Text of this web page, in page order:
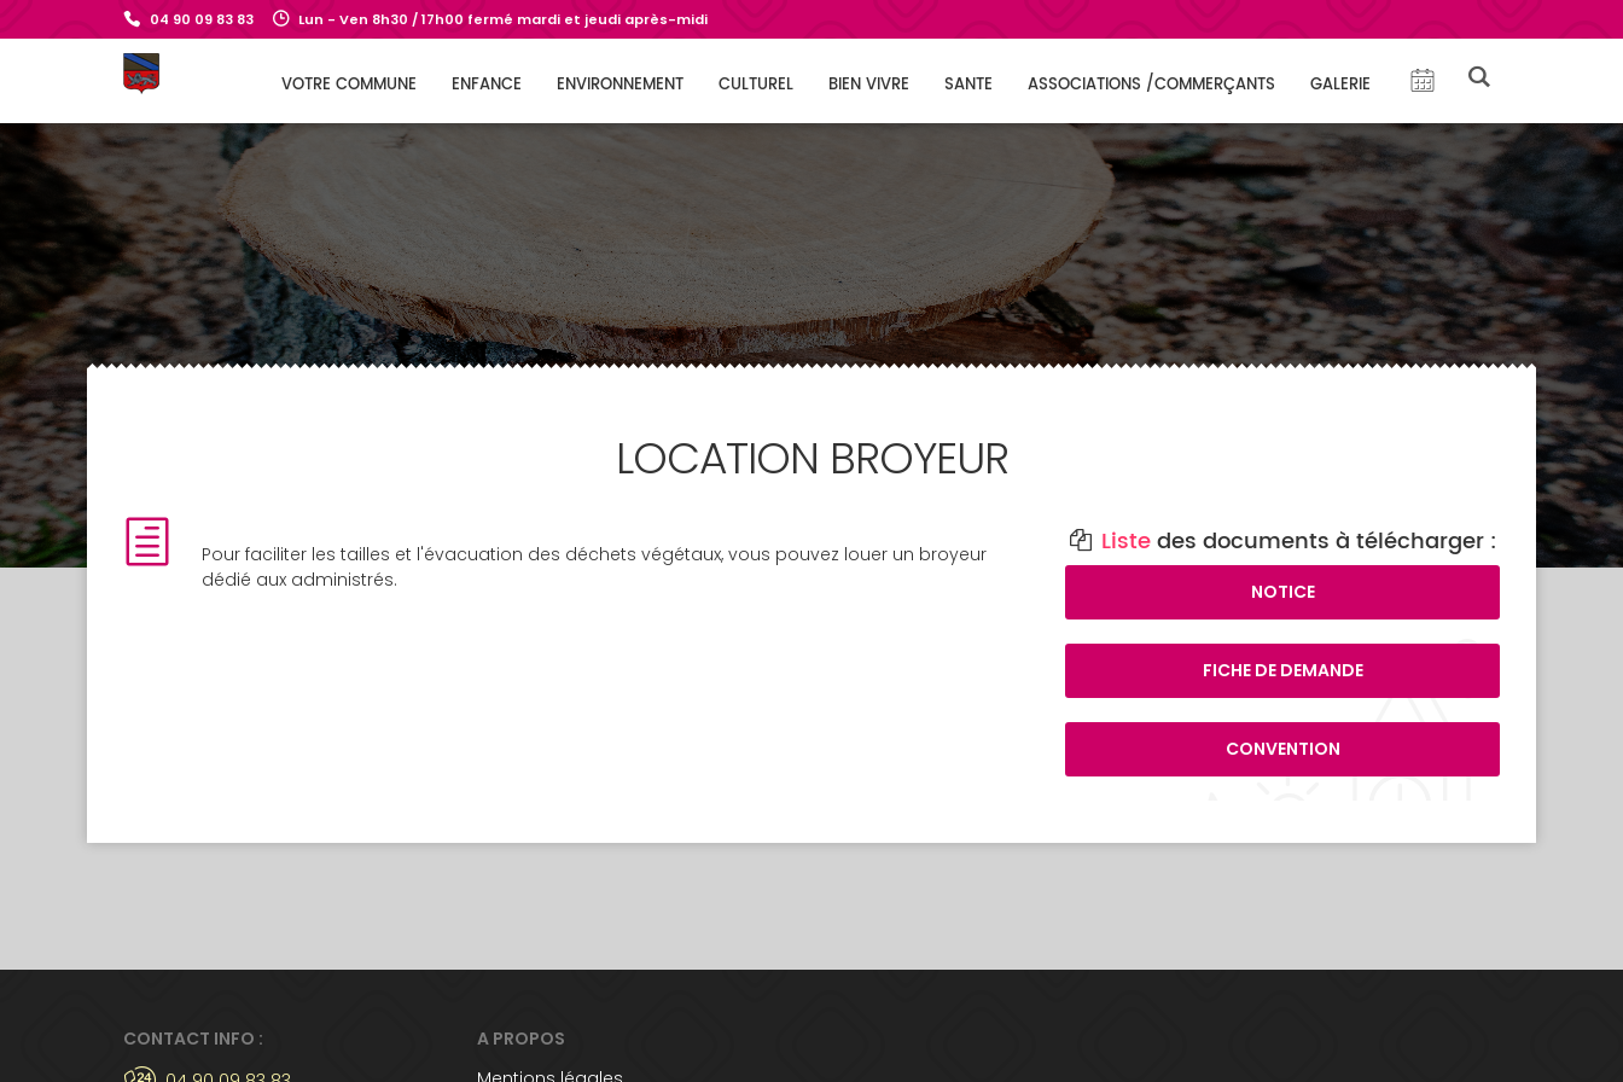
04 90 09 83 83 Lun - Ven 8h30 / 17h00 fermé mardi et jeudi après-midi
VOTRE COMMUNE ENFANCE ENVIRONNEMENT CULTUREL BIEN VIVRE SANTE ASSOCIATIONS /COMMERÇANTS GALERIE
LOCATION BROYEUR
Pour faciliter les tailles et l'évacuation des déchets végétaux, vous pouvez louer un broyeur
dédié aux administrés.
Listedes documents à télécharger :
NOTICE
FICHE DE DEMANDE
CONVENTION
CONTACT INFO :
A PROPOS